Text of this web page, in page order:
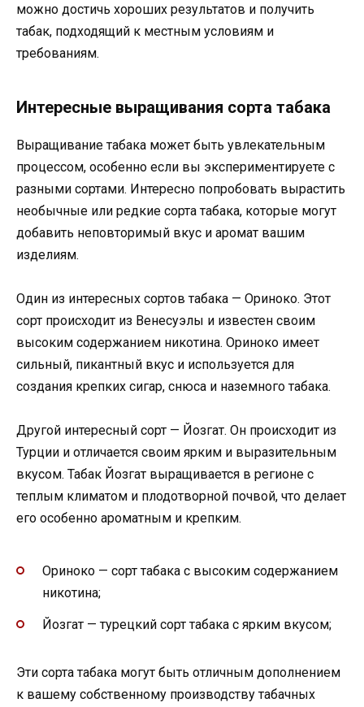
можно достичь хороших результатов и получить
табак, подходящий к местным условиям и
требованиям.
Интересные выращивания сорта табака
Выращивание табака может быть увлекательным
процессом, особенно если вы экспериментируете с
разными сортами. Интересно попробовать вырастить
необычные или редкие сорта табака, которые могут
добавить неповторимый вкус и аромат вашим
изделиям.
Один из интересных сортов табака — Ориноко. Этот
сорт происходит из Венесуэлы и известен своим
высоким содержанием никотина. Ориноко имеет
сильный, пикантный вкус и используется для
создания крепких сигар, снюса и наземного табака.
Другой интересный сорт — Йозгат. Он происходит из
Турции и отличается своим ярким и выразительным
вкусом. Табак Йозгат выращивается в регионе с
теплым климатом и плодотворной почвой, что делает
его особенно ароматным и крепким.
Ориноко — сорт табака с высоким содержанием
никотина;
Йозгат — турецкий сорт табака с ярким вкусом;
Эти сорта табака могут быть отличным дополнением
к вашему собственному производству табачных